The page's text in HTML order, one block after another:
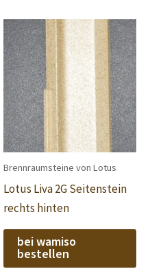
Brennraumsteine von Lotus
Lotus Liva 2G Seitenstein
rechts hinten
bei wamiso
bestellen